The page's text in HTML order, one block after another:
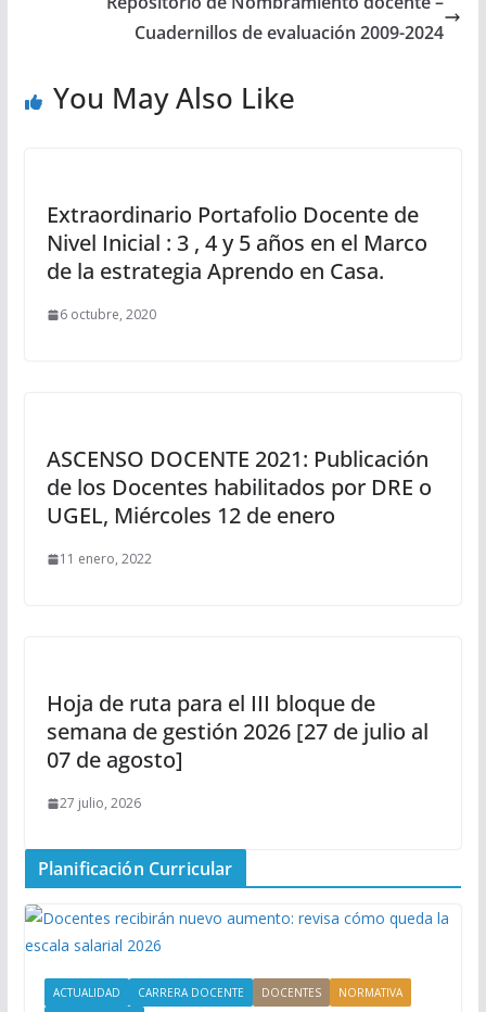
Cuadernillos de evaluación 2009-2024
You May Also Like
Extraordinario Portafolio Docente de
Nivel Inicial : 3 , 4 y 5 años en el Marco
de la estrategia Aprendo en Casa.
6 octubre, 2020
ASCENSO DOCENTE 2021: Publicación
de los Docentes habilitados por DRE o
UGEL, Miércoles 12 de enero
11 enero, 2022
Hoja de ruta para el III bloque de
semana de gestión 2026 [27 de julio al
07 de agosto]
27 julio, 2026
Planificación Curricular
ACTUALIDAD CARRERA DOCENTE DOCENTES
NORMATIVA